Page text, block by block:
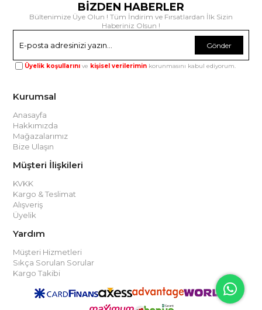
BİZDEN HABERLER
Bültenimize Üye Olun ! Tüm İndirim ve Fırsatlardan İlk Sizin
Haberiniz Olsun !
Gönder
Üyelik koşullarını ve kişisel verilerimin korunmasını kabul ediyorum.
Kurumsal
Anasayfa
Hakkımızda
Mağazalarımız
Bize Ulaşın
Müşteri İlişkileri
KVKK
Kargo & Teslimat
Alışveriş
Üyelik
Yardım
Müşteri Hizmetleri
Sıkça Sorulan Sorular
Kargo Takibi